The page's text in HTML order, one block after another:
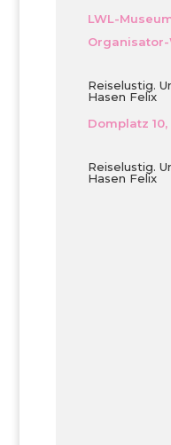
LWL-
Reiselustig.
Hasen Felix
Domplatz
Reiselustig.
Hasen Felix